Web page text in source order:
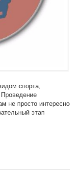
спорта,
не просто интересно
этап